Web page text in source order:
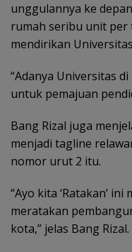
unggulannya ke
rumah seribu unit per
mendirikan
“Adanya Universitas
untuk pemajuan
Bang Rizal juga
menjadi tagline
nomor urut 2 itu.
“Ayo kita ‘Ratakan’
meratakan
kota,” jelas Bang Rizal.